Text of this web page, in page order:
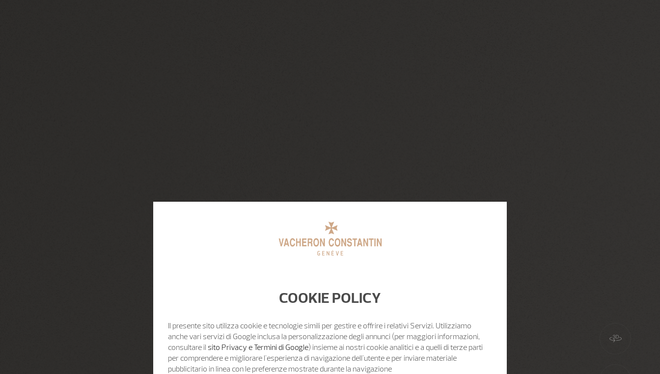
COOKIE POLICY
Il presente sito utilizza cookie e tecnologie simili per gestire e offrire i relativi Servizi. Utilizziamo
anche vari servizi di Google inclusa la personalizzazione degli annunci (per maggiori informazioni,
consultare il sito Privacy e Termini di Google) insieme ai nostri cookie analitici e a quelli di terze parti
per comprendere e migliorare l'esperienza di navigazione dell'utente e per inviare materiale
pubblicitario in linea con le preferenze mostrate durante la navigazione